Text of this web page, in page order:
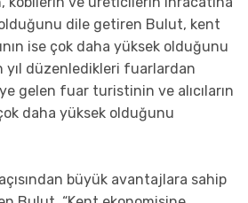
olduğunu dile getiren Bulut, kent
ise çok daha yüksek olduğunu
yıl düzenledikleri fuarlardan
gelen fuar turistinin ve alıcıların
daha yüksek olduğunu
büyük avantajlara sahip